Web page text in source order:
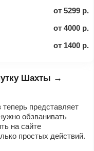
от 5299 р.
от 4000 р.
от 1400 р.
представляет
обзванивать
на сайте
простых действий.